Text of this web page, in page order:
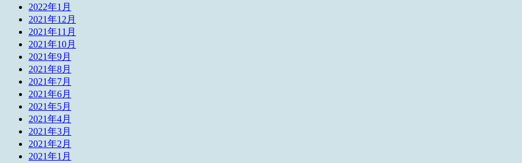
2022年1月
2021年12月
2021年11月
2021年10月
2021年9月
2021年8月
2021年7月
2021年6月
2021年5月
2021年4月
2021年3月
2021年2月
2021年1月